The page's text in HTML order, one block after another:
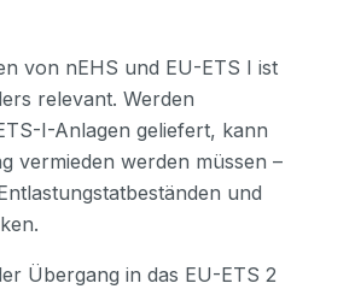
von nEHS und EU-ETS I ist
relevant. Werden
I-Anlagen geliefert, kann
vermieden werden müssen –
und
Übergang in das EU-ETS 2